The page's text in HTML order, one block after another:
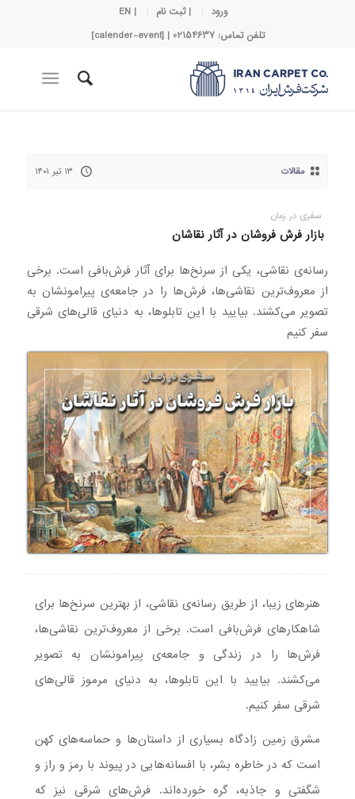
ورود | ثبت نام
| EN
تلفن تماس: 02154637 | [calender-event]
مقالات ۱۳ تیر ۱۴۰۱
سفری در زمان
بازار فرش فروشان در آثار نقاشان
رسانه‌ی نقاشی، یکی از سرنخ‌ها برای آثار فرش‌بافی است. برخی
از معروف‌ترین نقاشی‌ها، فرش‌ها را در جامعه‌ی پیرامونشان به
تصویر می‌کشند. بیایید با این تابلو‌ها، به دنیای قالی‌های شرقی
سفر کنیم
هنرهای زیبا، از طریق رسانه‌ی نقاشی، از بهترین سرنخ‌ها برای
شاهکارهای فرش‌بافی است. برخی از معروف‌ترین نقاشی‌ها،
فرش‌ها را در زندگی و جامعه‌ی پیرامونشان به تصویر
می‌کشند. بیایید با این تابلو‌ها، به دنیای مرموز قالی‌های
شرقی سفر کنیم.
مشرق زمین زادگاه بسیاری از داستان‌ها و حماسه‌های کهن
است که در خاطره بشر، با افسانه‌هایی در پیوند با رمز و راز و
شگفتی و جاذبه، گره خورده‌اند. فرش‌های شرقی نیز که